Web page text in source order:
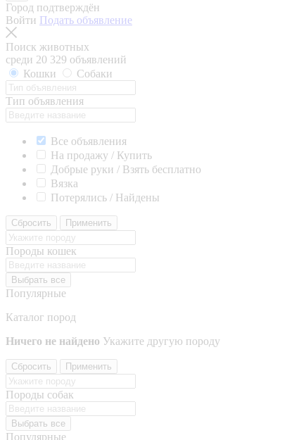
Город подтверждён
Войти Подать объявление
Поиск животных
среди 20 329 объявлений
Кошки
Собаки
Тип объявления
Все объявления
На продажу / Купить
Добрые руки / Взять бесплатно
Вязка
Потерялись / Найдены
Сбросить Применить
Породы кошек
Выбрать все
Популярные
Каталог пород
Ничего не найдено Укажите другую породу
Сбросить Применить
Породы собак
Выбрать все
Популярные